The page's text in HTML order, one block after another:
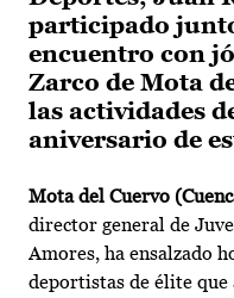
participado
encuentro con
Zarco de Mota
las actividades
aniversario de
Mota del Cuervo
director general de
Amores, ha ensalzado
deportistas de élite que